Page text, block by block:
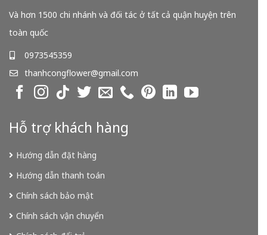
Và hơn 1500 chi nhánh và đối tác ở tất cả quận huyện trên
toàn quốc
0973545359
thanhcongflower@gmail.com
Hỗ trợ khách hàng
Hướng dẫn đặt hàng
Hướng dẫn thanh toán
Chính sách bảo mật
Chính sách vận chuyển